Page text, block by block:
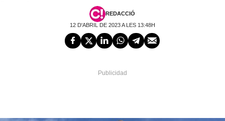
REDACCIÓ
12 D'ABRIL DE 2023 A LES 13:48H